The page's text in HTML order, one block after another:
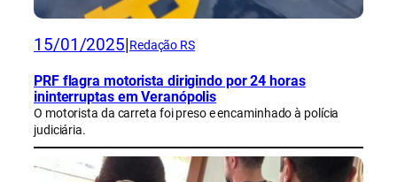
15/01/2025 Redação RS
PRF flagra motorista dirigindo por 24 horas
ininterruptas em Veranópolis
O motorista da carreta foi preso e encaminhado à polícia
judiciária.